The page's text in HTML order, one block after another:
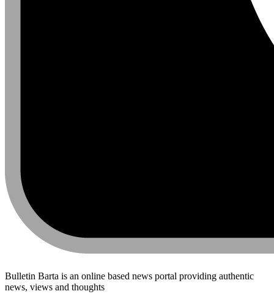
Bulletin Barta is an online based news portal providing authentic
news, views and thoughts